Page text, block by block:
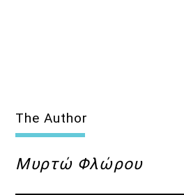
The Author
Μυρτώ Φλώρου